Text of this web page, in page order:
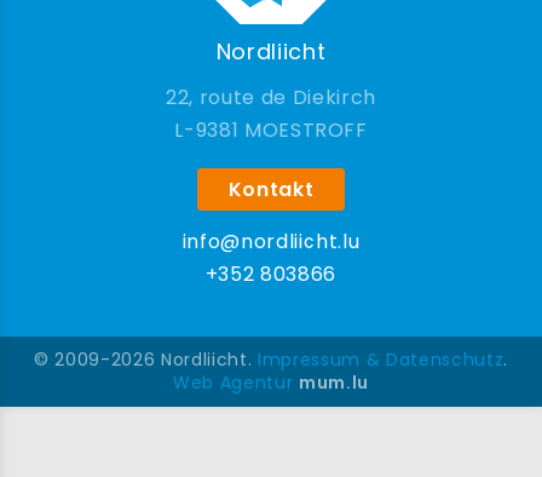
Nordliicht
22, route de Diekirch
9381 MOESTROFF
Kontakt
info@nordliicht.lu
+352 803866
© 2009-2026 Nordliicht. Impressum & Datenschutz.
Web Agentur mum.lu